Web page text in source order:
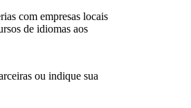
com empresas locais
de idiomas aos
ou indique sua